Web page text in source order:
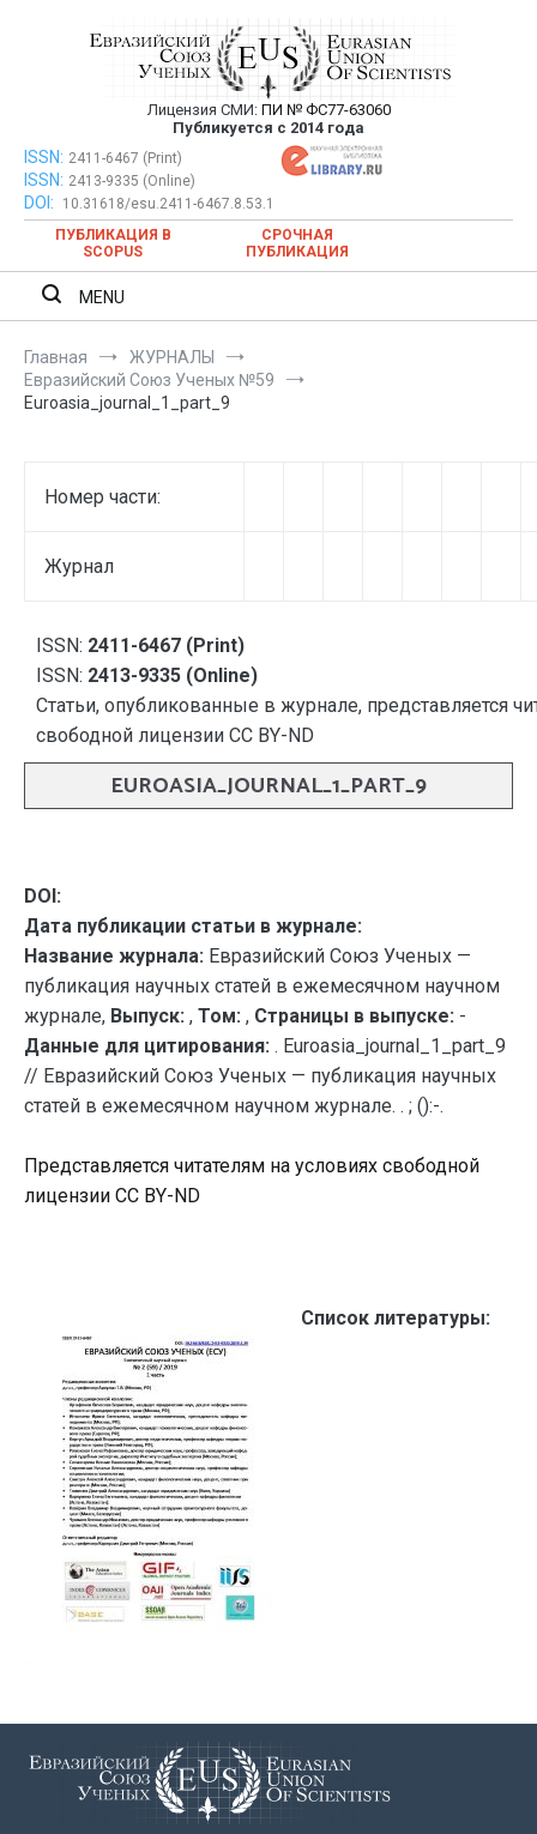
Евразийский Союз Ученых —
публикация научных статей в
ежемесячном научном журнале
Лицензия СМИ: ПИ № ФС77-63060
Публикуется с 2014 года
Евразийский Союз Ученых — публикация научных статей в
ежемесячном научном журнале
ISSN: 2411-6467 (Print)
ISSN: 2413-9335 (Online)
DOI:
10.31618/esu.2411-6467.8.53.1
ПУБЛИКАЦИЯ В
SCOPUS
СРОЧНАЯ
ПУБЛИКАЦИЯ
MENU
Главная
ЖУРНАЛЫ
Евразийский Союз Ученых №59
Euroasia_journal_1_part_9
Номер части:
Журнал
ISSN: 2411-6467 (Print)
ISSN: 2413-9335 (Online)
Статьи, опубликованные в журнале, представляется
свободной лицензии CC BY-ND
EUROASIA_JOURNAL_1_PART_9
DOI:
Дата публикации статьи в журнале:
Название журнала: Евразийский Союз Ученых —
публикация научных статей в ежемесячном научном
журнале, Выпуск: , Том: , Страницы в выпуске: -
Данные для цитирования: . Euroasia_journal_1_part_9
// Евразийский Союз Ученых — публикация научных
статей в ежемесячном научном журнале. . ; ():-.
Представляется читателям на условиях свободной
лицензии CC BY-ND
Список литературы: